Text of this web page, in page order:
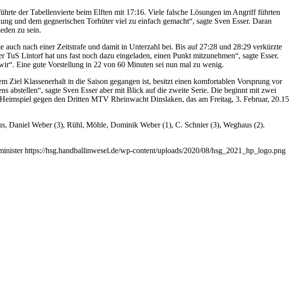
der Tabellenvierte beim Elften mit 17:16. Viele falsche Lösungen im Angriff führten
und dem gegnerischen Torhüter viel zu einfach gemacht“, sagte Sven Esser. Daran
zu sein.
nach einer Zeitstrafe und damit in Unterzahl bei. Bis auf 27:28 und 28:29 verkürzte
Lintorf hat uns fast noch dazu eingeladen, einen Punkt mitzunehmen“, sagte Esser.
Eine gute Vorstellung in 22 von 60 Minuten sei nun mal zu wenig.
Klassenerhalt in die Saison gegangen ist, besitzt einen komfortablen Vorsprung vor
abstellen“, sagte Sven Esser aber mit Blick auf die zweite Serie. Die beginnt mit zwei
gegen den Dritten MTV Rheinwacht Dinslaken, das am Freitag, 3. Februar, 20.15
Daniel Weber (3), Rühl, Möhle, Dominik Weber (1), C. Schnier (3), Weghaus (2).
https://hsg.handballinwesel.de/wp-content/uploads/2020/08/hsg_2021_hp_logo.png